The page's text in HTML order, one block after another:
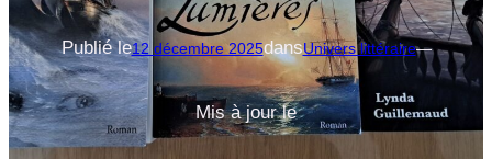
Publié le12 décembre 2025dansUnivers littéraire—
Mis à jour le